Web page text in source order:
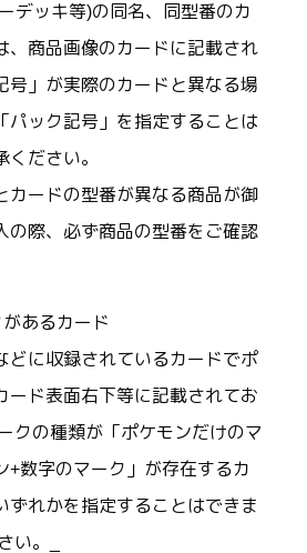
デッキ等)の同名、同型番のカ
、商品画像のカードに記載され
号」が実際のカードと異なる場
パック記号」を指定することは
ださい。
カードの型番が異なる商品が御
の際、必ず商品の型番をご確認
あるカード
どに収録されているカードでポ
ード表面右下等に記載されてお
クの種類が「ポケモンだけのマ
+数字のマーク」が存在するカ
ずれかを指定することはできま
い。_